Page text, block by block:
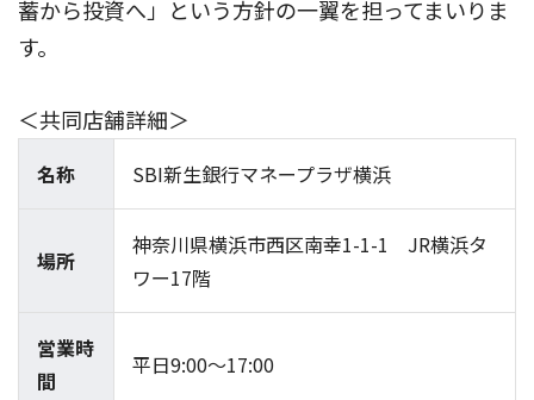
蓄から投資へ」という方針の一翼を担ってまいりま
す。
＜共同店舗詳細＞
名称 SBI新生銀行マネープラザ横浜
場所
神奈川県横浜市西区南幸1-1-1 JR横浜タ
ワー17階
営業時
間
平日9:00～17:00